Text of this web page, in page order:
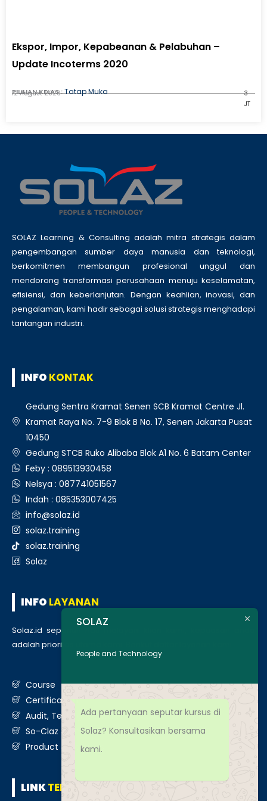
Ekspor, Impor, Kepabeanan & Pelabuhan –
Update Incoterms 2020
PILIHAN KELAS :Tatap Muka
12 August 2026
3
JT
SOLAZ Learning & Consulting adalah mitra strategis dalam
pengembangan sumber daya manusia dan teknologi,
berkomitmen membangun profesional unggul dan
mendorong transformasi perusahaan menuju keselamatan,
efisiensi, dan keberlanjutan. Dengan keahlian, inovasi, dan
pengalaman, kami hadir sebagai solusi strategis menghadapi
tantangan industri.
INFO KONTAK
Gedung Sentra Kramat Senen SCB Kramat Centre Jl.
Kramat Raya No. 7-9 Blok B No. 17, Senen Jakarta Pusat
10450
Gedung STCB Ruko Alibaba Blok A1 No. 6 Batam Center
Feby : 089513930458
Nelsya : 087741051567
Indah : 085353007425
info@solaz.id
solaz.training
solaz.training
Solaz
INFO LAYANAN
Solaz.id sepenuh hati melayani klien kami, kepuasan anda
adalah prioritas utama kami. Berikut daftar layanan kami
Course
Certification
Audit, Testing, Consultancy & Assessment
So-Claz & Smart Benchmark
Product & Services
LINKTERKAIT
SOLAZ
People and Technology
Ada pertanyaan seputar kursus di
Solaz? Konsultasikan bersama
kami.